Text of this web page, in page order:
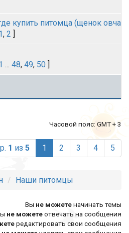
купить питомца (щенок
, 2 ]
... 48, 49, 50 ]
Часовой пояс: GMT + 3
1 из 5 1 (current)
2 3 4 5
Наши питомцы
Вы не можетеначинать темы
не можетеотвечать на сообщения
редактировать свои сообщения